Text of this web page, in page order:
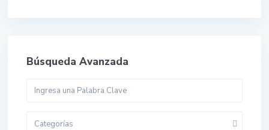
Búsqueda Avanzada
Categorías